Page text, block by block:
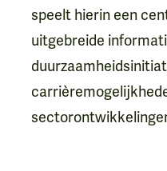
speelt hierin een
uitgebreide